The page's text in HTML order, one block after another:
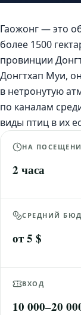
Гаожонг — это
более 1500
провинции
Донгтхап Муи,
в нетронутую
по каналам
виды птиц в их
НА
2 часа
СРЕДНИЙ
от 5 $
ВХОД
10 000–20